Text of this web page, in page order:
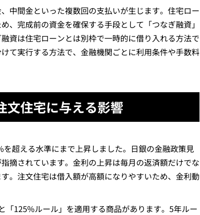
中間金といった複数回の支払いが生じます。住宅ロー
、完成前の資金を確保する手段として「つなぎ融資」
資は住宅ローンとは別枠で一時的に借り入れる方法で
て実行する方法で、金融機関ごとに利用条件や手数料
文住宅に与える影響
超える水準にまで上昇しました。日銀の金融政策見
摘されています。金利の上昇は毎月の返済額だけでな
。注文住宅は借入額が高額になりやすいため、金利動
「125%ルール」を適用する商品があります。5年ルー